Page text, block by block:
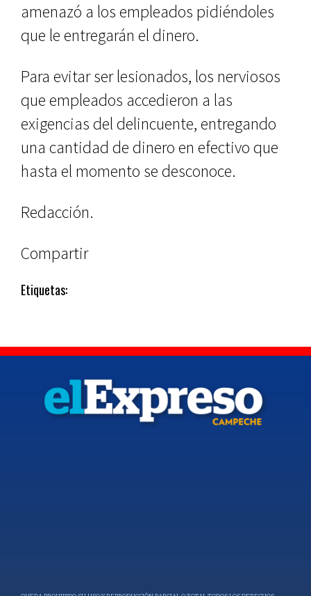
amenazó a los empleados pidiéndoles
que le entregarán el dinero.
Para evitar ser lesionados, los nerviosos
que empleados accedieron a las
exigencias del delincuente, entregando
una cantidad de dinero en efectivo que
hasta el momento se desconoce.
Redacción.
Compartir
Etiquetas: